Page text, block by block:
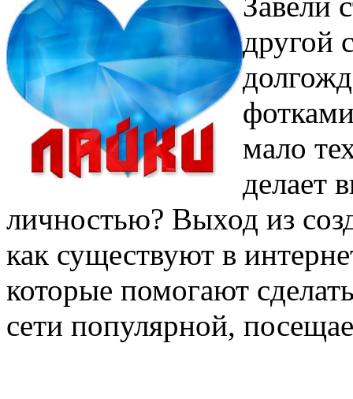
другой
мало
делает
личностью? Выход из
как существуют в
которые помогают
сети популярной,